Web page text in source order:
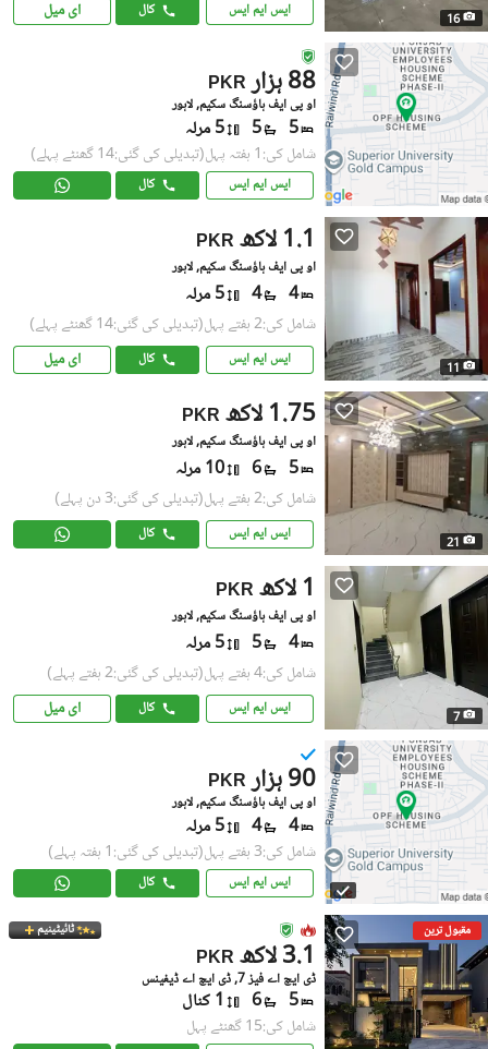
16 ایس ایم ایس کال ای میل
PKR 88 ہزار
او پی ایف ہاؤسنگ سکیم, لاہور
5
5 5 مرلہ
شامل کی:1 ہفتہ پہل (تبدیلی کی گئی:14 گھنٹے پہلے)
ایس ایم ایس کال
11
PKR 1.1 لاکھ
او پی ایف ہاؤسنگ سکیم, لاہور
4
4 5 مرلہ
شامل کی:2 ہفتے پہل (تبدیلی کی گئی:14 گھنٹے پہلے)
ایس ایم ایس کال ای میل
21
PKR 1.75 لاکھ
او پی ایف ہاؤسنگ سکیم, لاہور
5
6 10 مرلہ
شامل کی:2 ہفتے پہل (تبدیلی کی گئی:3 دن پہلے)
ایس ایم ایس کال
7
PKR 1 لاکھ
او پی ایف ہاؤسنگ سکیم, لاہور
4
5 5 مرلہ
شامل کی:4 ہفتے پہل (تبدیلی کی گئی:2 ہفتے پہلے)
ایس ایم ایس کال ای میل
PKR 90 ہزار
او پی ایف ہاؤسنگ سکیم, لاہور
4
4 5 مرلہ
شامل کی:3 ہفتے پہل (تبدیلی کی گئی:1 ہفتہ پہلے)
ایس ایم ایس کال
مقبول ترین ٹائیٹینیم
PKR 3.1 لاکھ
ڈی ایچ اے فیز 7, ڈی ایچ اے ڈیفینس
5
6 1 کنال
شامل کی:15 گھنٹے پہل